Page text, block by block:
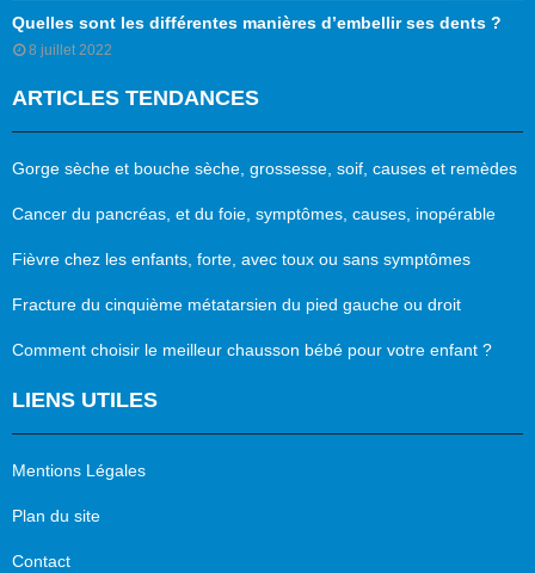
Quelles sont les différentes manières d’embellir ses dents ?
8 juillet 2022
ARTICLES TENDANCES
Gorge sèche et bouche sèche, grossesse, soif, causes et remèdes
Cancer du pancréas, et du foie, symptômes, causes, inopérable
Fièvre chez les enfants, forte, avec toux ou sans symptômes
Fracture du cinquième métatarsien du pied gauche ou droit
Comment choisir le meilleur chausson bébé pour votre enfant ?
LIENS UTILES
Mentions Légales
Plan du site
Contact